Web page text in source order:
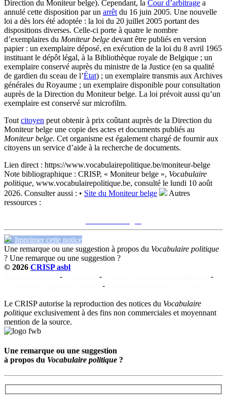
Direction du Moniteur belge). Cependant, la Cour d’arbitrage a
annulé cette disposition par un arrêt du 16 juin 2005. Une nouvelle
loi a dès lors été adoptée : la loi du 20 juillet 2005 portant des
dispositions diverses. Celle-ci porte à quatre le nombre
d’exemplaires du Moniteur belge devant être publiés en version
papier : un exemplaire déposé, en exécution de la loi du 8 avril 1965
instituant le dépôt légal, à la Bibliothèque royale de Belgique ; un
exemplaire conservé auprès du ministre de la Justice (en sa qualité
de gardien du sceau de l’État) ; un exemplaire transmis aux Archives
générales du Royaume ; un exemplaire disponible pour consultation
auprès de la Direction du Moniteur belge. La loi prévoit aussi qu’un
exemplaire est conservé sur microfilm.
Tout citoyen peut obtenir à prix coûtant auprès de la Direction du
Moniteur belge une copie des actes et documents publiés au
Moniteur belge. Cet organisme est également chargé de fournir aux
citoyens un service d’aide à la recherche de documents.
Lien direct : https://www.vocabulairepolitique.be/moniteur-belge
Note bibliographique : CRISP, « Moniteur belge », Vocabulaire
politique, www.vocabulairepolitique.be, consulté le lundi 10 août
2026. Consulter aussi : • Site du Moniteur belge
Autres
ressources :
Imprimer cette notice
Une remarque ou une suggestion à propos du Vocabulaire politique
? Une remarque ou une suggestion ?
© 2026 CRISP asbl
- -
-
-
Le CRISP autorise la reproduction des notices du Vocabulaire
politique exclusivement à des fins non commerciales et moyennant
mention de la source.
Une remarque ou une suggestion
à propos du Vocabulaire politique ?